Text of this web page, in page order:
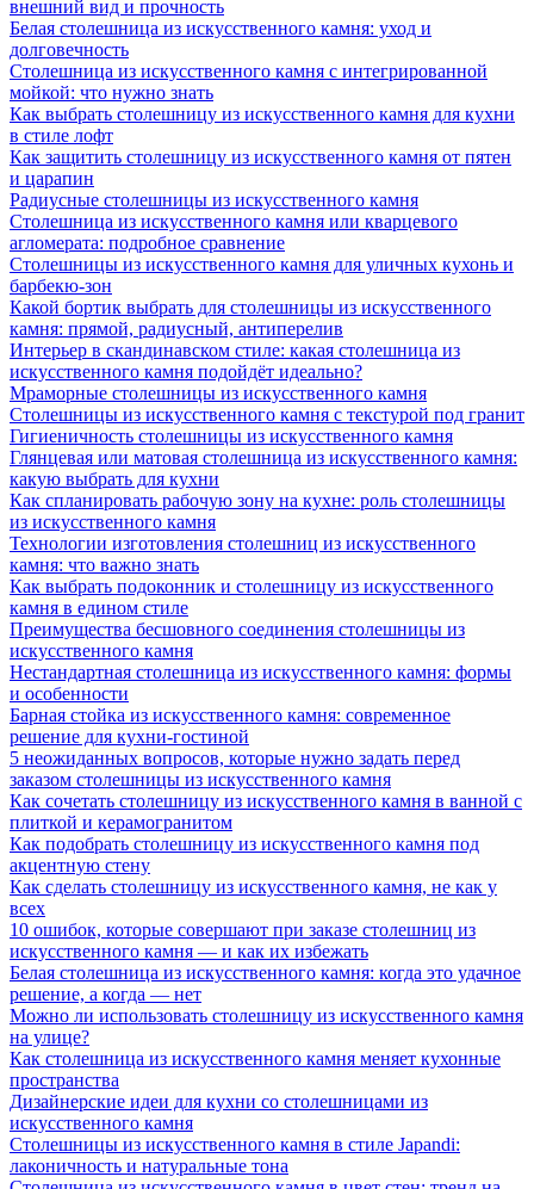
внешний вид и прочность
Белая столешница из искусственного камня: уход и
долговечность
Столешница из искусственного камня с интегрированной
мойкой: что нужно знать
Как выбрать столешницу из искусственного камня для кухни
в стиле лофт
Как защитить столешницу из искусственного камня от пятен
и царапин
Радиусные столешницы из искусственного камня
Столешница из искусственного камня или кварцевого
агломерата: подробное сравнение
Столешницы из искусственного камня для уличных кухонь и
барбекю-зон
Какой бортик выбрать для столешницы из искусственного
камня: прямой, радиусный, антиперелив
Интерьер в скандинавском стиле: какая столешница из
искусственного камня подойдёт идеально?
Мраморные столешницы из искусственного камня
Столешницы из искусственного камня с текстурой под гранит
Гигиеничность столешницы из искусственного камня
Глянцевая или матовая столешница из искусственного камня:
какую выбрать для кухни
Как спланировать рабочую зону на кухне: роль столешницы
из искусственного камня
Технологии изготовления столешниц из искусственного
камня: что важно знать
Как выбрать подоконник и столешницу из искусственного
камня в едином стиле
Преимущества бесшовного соединения столешницы из
искусственного камня
Нестандартная столешница из искусственного камня: формы
и особенности
Барная стойка из искусственного камня: современное
решение для кухни-гостиной
5 неожиданных вопросов, которые нужно задать перед
заказом столешницы из искусственного камня
Как сочетать столешницу из искусственного камня в ванной с
плиткой и керамогранитом
Как подобрать столешницу из искусственного камня под
акцентную стену
Как сделать столешницу из искусственного камня, не как у
всех
10 ошибок, которые совершают при заказе столешниц из
искусственного камня — и как их избежать
Белая столешница из искусственного камня: когда это удачное
решение, а когда — нет
Можно ли использовать столешницу из искусственного камня
на улице?
Как столешница из искусственного камня меняет кухонные
пространства
Дизайнерские идеи для кухни со столешницами из
искусственного камня
Столешницы из искусственного камня в стиле Japandi:
лаконичность и натуральные тона